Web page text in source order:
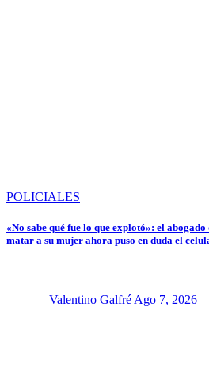
POLICIALES
«No sabe qué fue lo que explotó»: el
matar a su mujer ahora puso en duda el
Valentino GalfréAgo 7, 2026